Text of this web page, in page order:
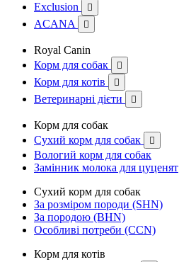
Exclusion 
ACANA 
Royal Canin
Корм для собак

Корм для котів 
Ветеринарні дієти 
Корм для собак
Сухий корм для собак

Вологий корм для собак
Замінник молока для цуценят
Сухий корм для собак
За розміром породи (SHN)
За породою (BHN)
Особливі потреби (CCN)
Корм для котів